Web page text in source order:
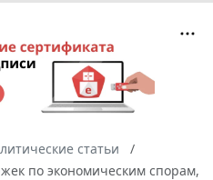
статьи
по экономическим спорам,